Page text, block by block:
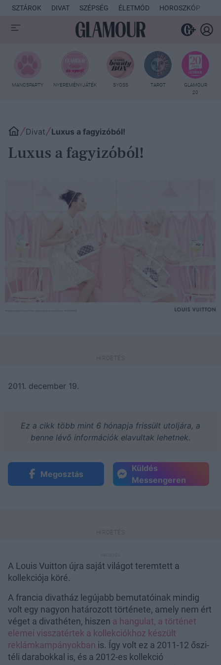
SZTÁROK DIVAT SZÉPSÉG ÉLETMÓD HOROSZKÓP
MANCSPARTY NYEREMÉNYJÁTÉK SYOSS TAROT
GLAMOUR
20
Divat Luxus a fagyizóból!
Luxus a fagyizóból!
2011. december 19.
Ez a cikk több mint 6 hónapja frissült utoljára, a
benne lévő információk elavultak lehetnek.
Megosztás
Küldés
Messengeren
A Louis Vuitton újra saját világot teremtett a
kollekciója köré.
A francia divatház legújabb bemutatóinak mindig
volt egy nagyon határozott története, amely nem ért
véget a divathéten, hiszen a hangulat, a történet
elemei visszatértek a kollekciókhoz készült
reklámkampányokban is. Így volt ez a 2011-12 őszi-
téli darabokkal is, és a 2012-es kollekció